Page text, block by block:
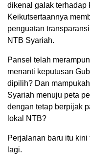
dikenal galak terhadap
Keikutsertaannya
penguatan
NTB Syariah.
Pansel telah
menanti keputusan
dipilih? Dan
Syariah menuju peta
dengan tetap berpijak
lokal NTB?
Perjalanan baru itu
lagi.